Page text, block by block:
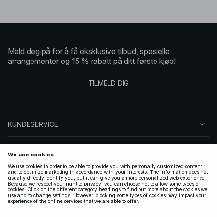
Meld deg på for å få eksklusive tilbud, spesielle
arrangementer og 15 % rabatt på ditt første kjøp!
TILMELD DIG
KUNDESERVICE
FØLG OSS
LOVLIG